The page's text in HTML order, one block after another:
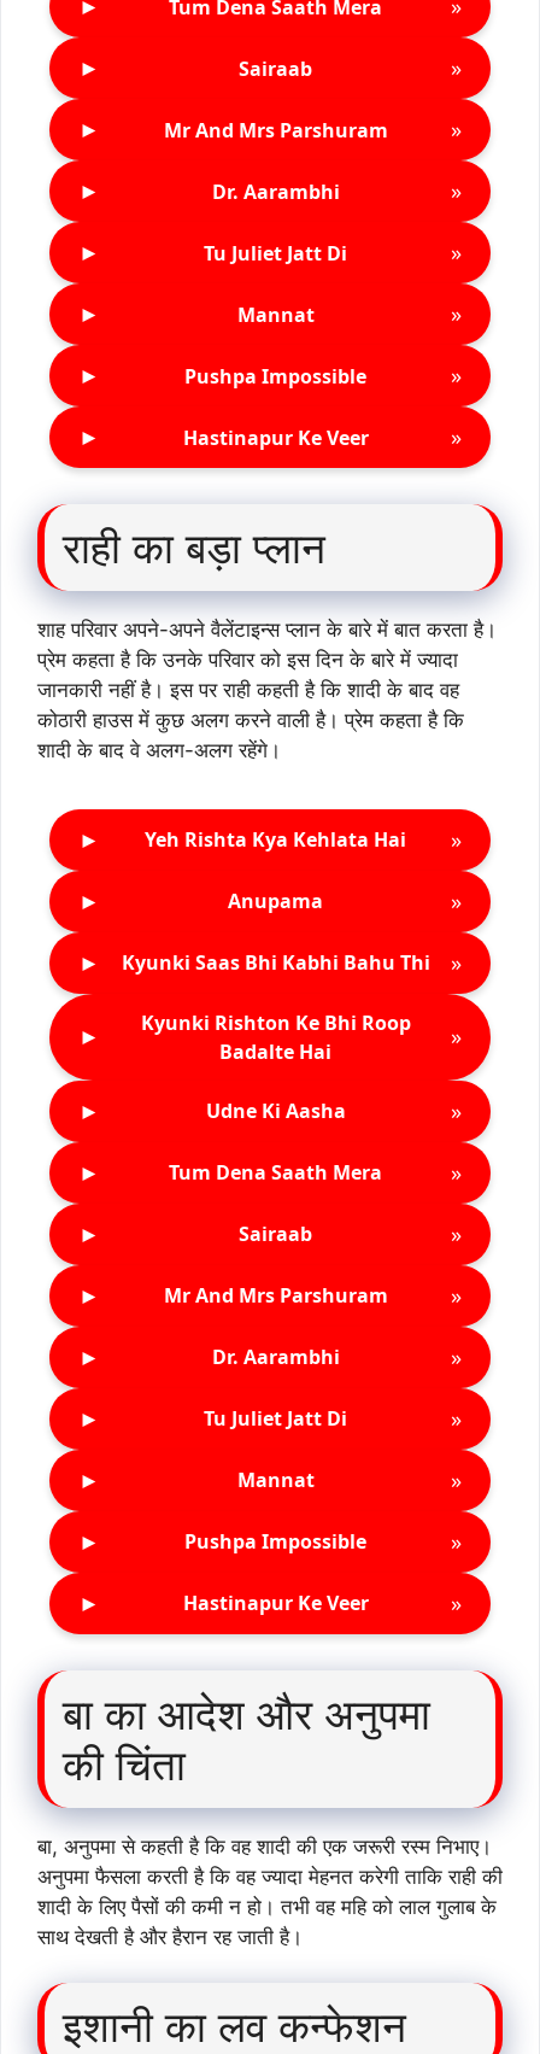
► Tum Dena Saath Mera »
► Sairaab »
► Mr And Mrs Parshuram »
► Dr. Aarambhi »
► Tu Juliet Jatt Di »
► Mannat »
► Pushpa Impossible »
► Hastinapur Ke Veer »
राही का बड़ा प्लान
शाह परिवार अपने-अपने वैलेंटाइन्स प्लान के बारे में बात करता है।
प्रेम कहता है कि उनके परिवार को इस दिन के बारे में ज्यादा
जानकारी नहीं है। इस पर राही कहती है कि शादी के बाद वह
कोठारी हाउस में कुछ अलग करने वाली है। प्रेम कहता है कि
शादी के बाद वे अलग-अलग रहेंगे।
► Yeh Rishta Kya Kehlata Hai »
► Anupama »
► Kyunki Saas Bhi Kabhi Bahu Thi »
►
Kyunki Rishton Ke Bhi Roop
Badalte Hai
»
► Udne Ki Aasha »
► Tum Dena Saath Mera »
► Sairaab »
► Mr And Mrs Parshuram »
► Dr. Aarambhi »
► Tu Juliet Jatt Di »
► Mannat »
► Pushpa Impossible »
► Hastinapur Ke Veer »
बा का आदेश और अनुपमा
की चिंता
बा, अनुपमा से कहती है कि वह शादी की एक जरूरी रस्म निभाए।
अनुपमा फैसला करती है कि वह ज्यादा मेहनत करेगी ताकि राही की
शादी के लिए पैसों की कमी न हो। तभी वह महि को लाल गुलाब के
साथ देखती है और हैरान रह जाती है।
इशानी का लव कन्फेशन